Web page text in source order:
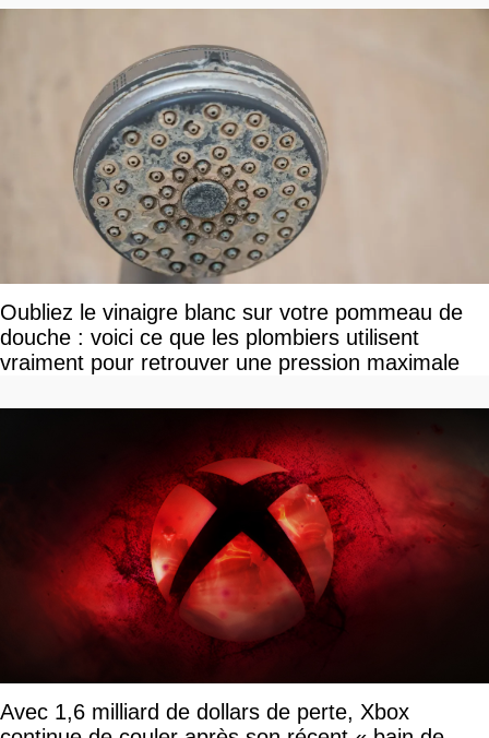
Oubliez le vinaigre blanc sur votre pommeau de
douche : voici ce que les plombiers utilisent
vraiment pour retrouver une pression maximale
Avec 1,6 milliard de dollars de perte, Xbox